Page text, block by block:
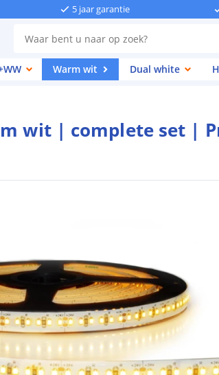
5 jaar garantie
Warm wit Dual white
wit | complete set |